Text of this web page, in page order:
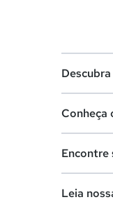
Lista de
Conheça
Cursos de
Encontre
Leia